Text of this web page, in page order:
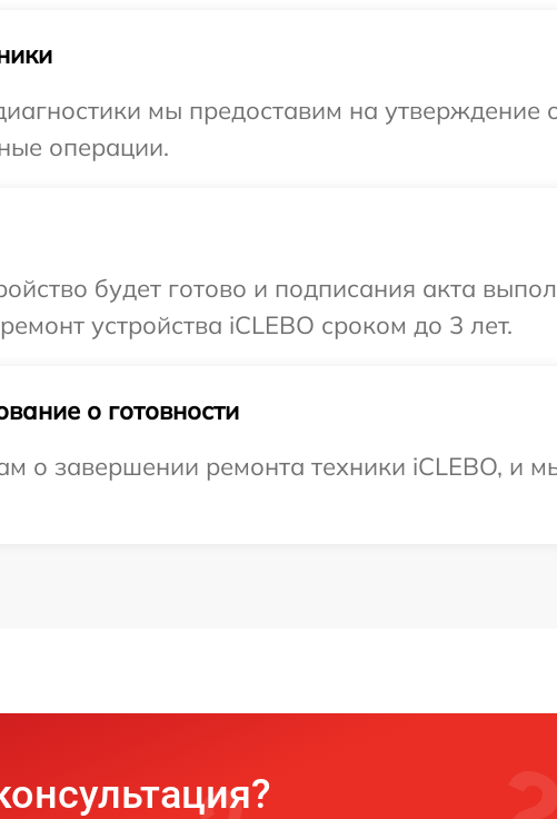
мы предоставим на утверждение
операции.
будет готово и подписания акта
устройства iCLEBO сроком до 3 лет.
о готовности
о завершении ремонта техники iCLEBO, и